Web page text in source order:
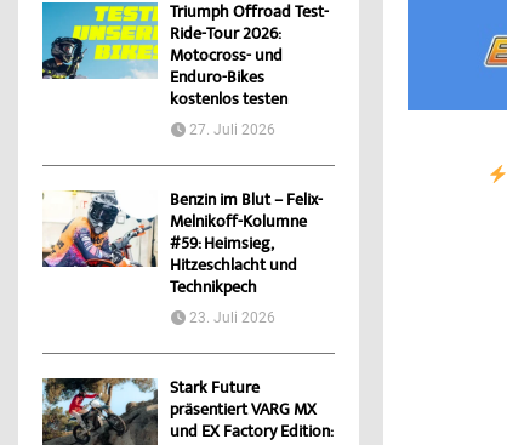
Triumph Offroad Test-
Ride-Tour 2026:
Motocross- und
Enduro-Bikes
kostenlos testen
27. Juli 2026
Benzin im Blut – Felix-
Melnikoff-Kolumne
#59: Heimsieg,
Hitzeschlacht und
Technikpech
23. Juli 2026
Stark Future
präsentiert VARG MX
und EX Factory Edition: